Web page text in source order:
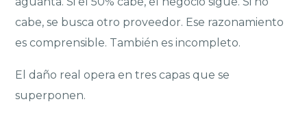
cabe, se busca otro proveedor. Ese razonamiento
es comprensible. También es incompleto.
El daño real opera en tres capas que se
superponen.